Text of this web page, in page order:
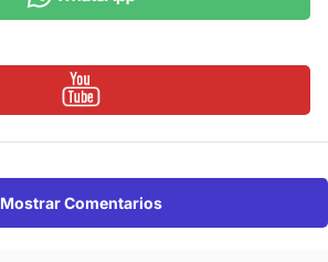
Mostrar Comentarios